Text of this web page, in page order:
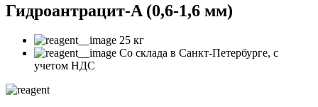
Гидроантрацит-A (0,6-1,6 мм)
25 кг
Со склада в Санкт-Петербурге, с
учетом НДС